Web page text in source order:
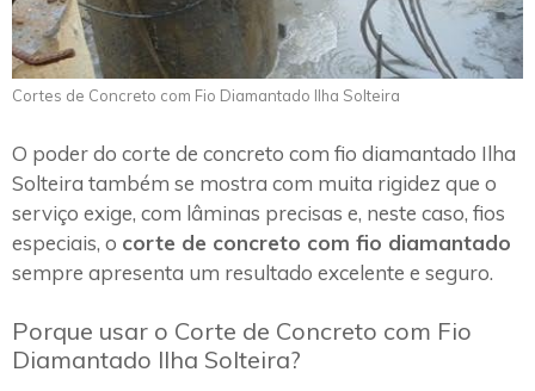
Cortes de Concreto com Fio Diamantado Ilha Solteira
O poder do corte de concreto com fio diamantado Ilha
Solteira também se mostra com muita rigidez que o
serviço exige, com lâminas precisas e, neste caso, fios
especiais, o corte de concreto com fio diamantado
sempre apresenta um resultado excelente e seguro.
Porque usar o Corte de Concreto com Fio
Diamantado Ilha Solteira?